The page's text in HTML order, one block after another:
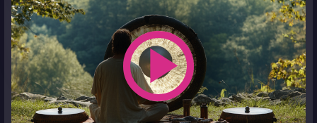
play_arrow